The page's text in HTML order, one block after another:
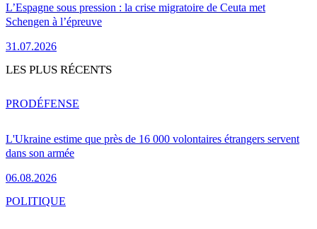
L’Espagne sous pression : la crise migratoire de Ceuta met
Schengen à l’épreuve
31.07.2026
LES PLUS RÉCENTS
L'Ukraine estime que près de 16 000 volontaires étrangers servent
dans son armée
06.08.2026
PRODÉFENSE
POLITIQUE